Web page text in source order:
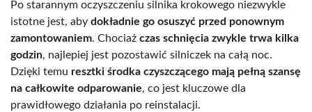
Po starannym oczyszczeniu silnika krokowego niezwykle
istotne jest, aby dokładnie go osuszyć przed ponownym
zamontowaniem. Chociaż czas schnięcia zwykle trwa kilka
godzin, najlepiej jest pozostawić silniczek na całą noc.
Dzięki temu resztki środka czyszczącego mają pełną szansę
na całkowite odparowanie, co jest kluczowe dla
prawidłowego działania po reinstalacji.